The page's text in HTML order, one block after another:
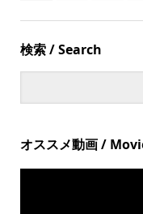
検索 / Search
オススメ動画 /